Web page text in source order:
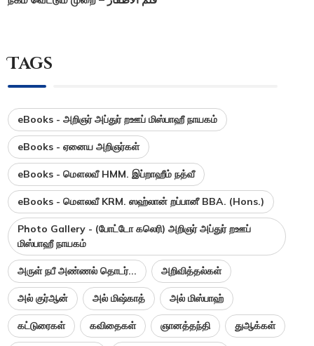
Tags
eBooks - அறிஞர் அப்துர் றஊப் மிஸ்பாஹீ நாயகம்
eBooks - ஏனைய அறிஞர்கள்
eBooks - மௌலவீ HMM. இப்றாஹீம் நத்வீ
eBooks - மௌலவீ KRM. ஸஹ்லான் றப்பானீ BBA. (Hons.)
Photo Gallery - (போட்டோ கலெரி) அறிஞர் அப்துர் றஊப்
மிஸ்பாஹீ நாயகம்
அருள் நபீ அண்ணல் தொடர்... அறிவித்தல்கள்
அல் குர்ஆன் அல் மிஷ்காத் அல் மிஸ்பாஹ்
கட்டுரைகள் கவிதைகள் ஞானத்தந்தி துஆக்கள்